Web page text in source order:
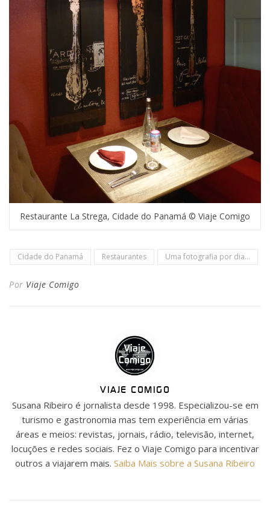
Restaurante La Strega, Cidade do Panamá © Viaje Comigo
Cidade do Panamá Restaurantes Uma fotografia por dia...
Por Viaje Comigo
VIAJE COMIGO
Susana Ribeiro é jornalista desde 1998. Especializou-se em
turismo e gastronomia mas tem experiência em várias
áreas e meios: revistas, jornais, rádio, televisão, internet,
locuções e redes sociais. Fez o Viaje Comigo para incentivar
outros a viajarem mais. Saiba Mais sobre a Susana Ribeiro